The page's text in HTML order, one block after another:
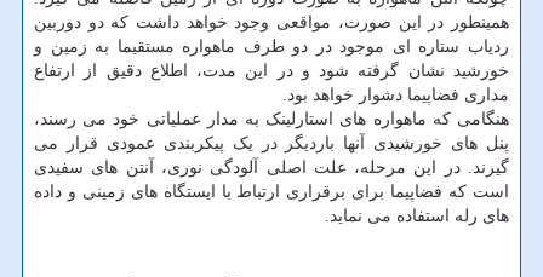
همینطور در این صورت، مواقعی وجود خواهد داشت که دو دوربین
ردیاب ستاره ای موجود در دو طرف ماهواره مستقیما به زمین و
خورشید نشان گرفته شود و در این مدت، اطلاع دقیق از ارتفاع
مداری فضاپیما دشوار خواهد بود.
هنگامی که ماهواره های استارلینک به مدار عملیاتی خود می رسند،
پنل های خورشیدی آنها باردیگر در یک پیکربندی عمودی قرار می
گیرند. در این مرحله، علت اصلی آلودگی نوری، آنتن های سفیدی
است که فضاپیما برای برقراری ارتباط با ایستگاه های زمینی و داده
های رله استفاده می نماید.